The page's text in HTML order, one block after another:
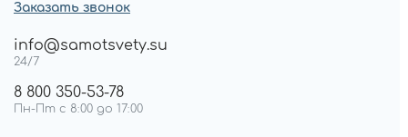
Заказать звонок
info@samotsvety.su
24/7
8 800 350-53-78
Пн-Пт с 8:00 до 17:00